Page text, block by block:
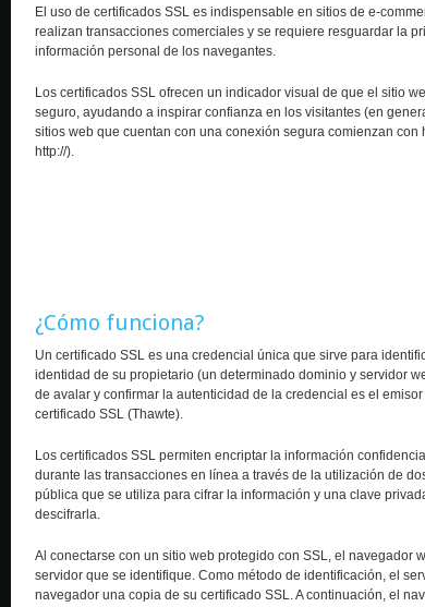
El uso de certificados SSL es indispensable en sitios de e-
realizan transacciones comerciales y se requiere resguardar la
información personal de los navegantes.
Los certificados SSL ofrecen un indicador visual de que el sitio
seguro, ayudando a inspirar confianza en los visitantes (en
sitios web que cuentan con una conexión segura comienzan con
http://).
¿Cómo funciona?
Un certificado SSL es una credencial única que sirve para
identidad de su propietario (un determinado dominio y servidor
de avalar y confirmar la autenticidad de la credencial es el emisor
certificado SSL (Thawte).
Los certificados SSL permiten encriptar la información
durante las transacciones en línea a través de la utilización de
pública que se utiliza para cifrar la información y una clave
descifrarla.
Al conectarse con un sitio web protegido con SSL, el navegador
servidor que se identifique. Como método de identificación, el
navegador una copia de su certificado SSL. A continuación, el